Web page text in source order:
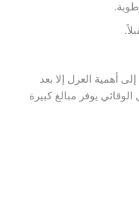
أهمية العزل إلا بعد
يوفر مبالغ كبيرة